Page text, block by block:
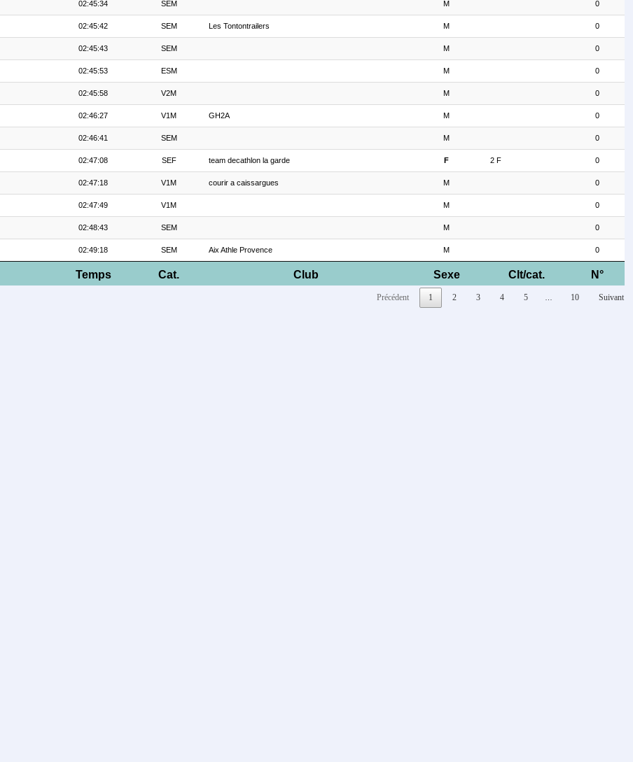
Temps Cat. Club Sexe Clt/cat. N°
02:45:34 SEM M 0
02:45:42 SEM Les Tontontrailers M 0
02:45:43 SEM M 0
02:45:53 ESM M 0
02:45:58 V2M M 0
02:46:27 V1M GH2A M 0
02:46:41 SEM M 0
02:47:08 SEF team decathlon la garde F 2 F 0
02:47:18 V1M courir a caissargues M 0
02:47:49 V1M M 0
02:48:43 SEM M 0
02:49:18 SEM Aix Athle Provence M 0
Précédent 1 2 3 4 5 10 Suivant